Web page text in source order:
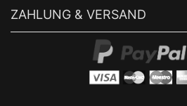
ZAHLUNG & VERSAND